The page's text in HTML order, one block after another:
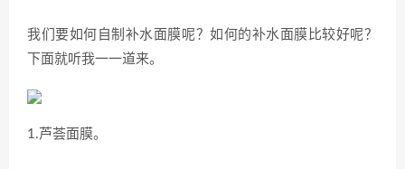
我们要如何自制补水面膜呢？如何的补水面膜比较好呢？
下面就听我一一道来。
1.芦荟面膜。